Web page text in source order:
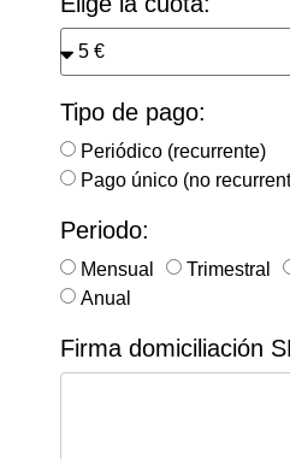
Tipo de pago:
Periódico (recurrente)
Pago único (no
Periodo:
Mensual Trimestral
Anual
Firma domiciliación